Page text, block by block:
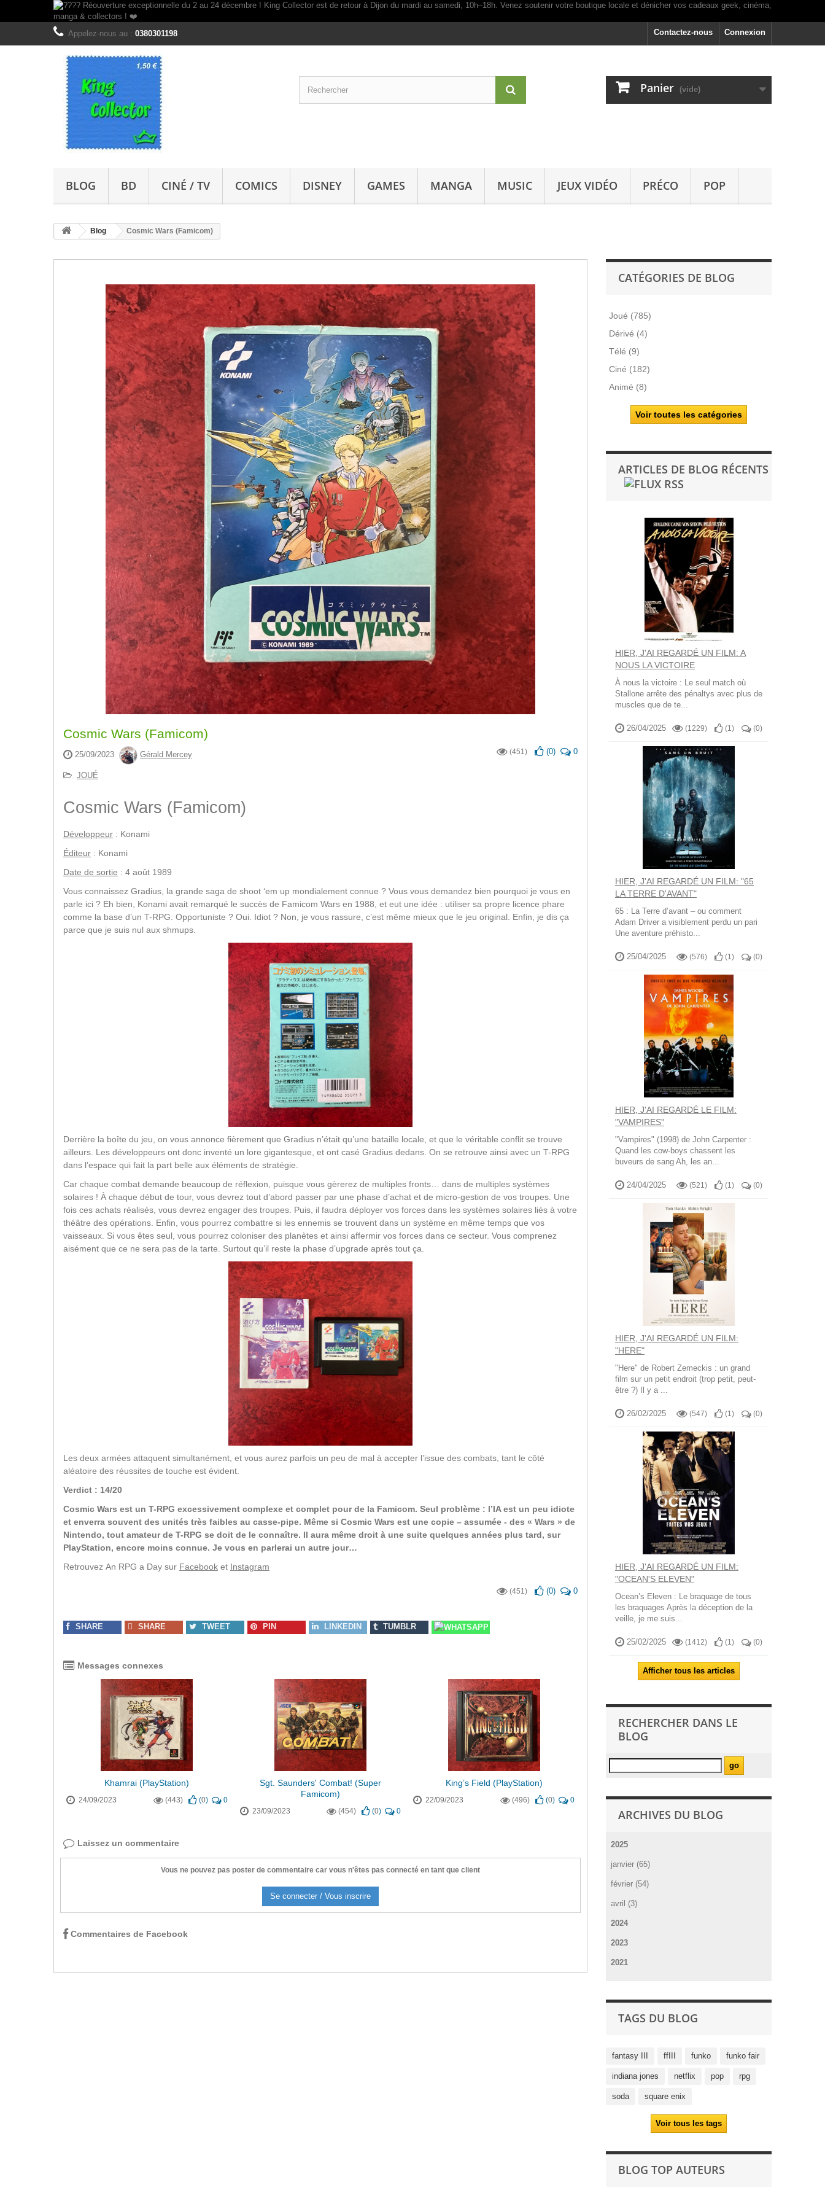
Connexion
Contactez-nous
Appelez-nous au : 0380301198
Panier (vide)
BLOG BD CINÉ / TV COMICS DISNEY GAMES MANGA MUSIC JEUX VIDÉO PRÉCO POP
Blog Cosmic Wars (Famicom)
Cosmic Wars (Famicom)
25/09/2023 Gérald Mercey (451) (0) 0
JOUÉ
Cosmic Wars (Famicom)
Développeur : Konami
Éditeur : Konami
Date de sortie : 4 août 1989
Vous connaissez Gradius, la grande saga de shoot ‘em up mondialement connue ? Vous vous demandez bien pourquoi je vous en
parle ici ? Eh bien, Konami avait remarqué le succès de Famicom Wars en 1988, et eut une idée : utiliser sa propre licence phare
comme la base d’un T-RPG. Opportuniste ? Oui. Idiot ? Non, je vous rassure, c’est même mieux que le jeu original. Enfin, je dis ça
parce que je suis nul aux shmups.
Derrière la boîte du jeu, on vous annonce fièrement que Gradius n’était qu’une bataille locale, et que le véritable conflit se trouve
ailleurs. Les développeurs ont donc inventé un lore gigantesque, et ont casé Gradius dedans. On se retrouve ainsi avec un T-RPG
dans l’espace qui fait la part belle aux éléments de stratégie.
Car chaque combat demande beaucoup de réflexion, puisque vous gèrerez de multiples fronts… dans de multiples systèmes
solaires ! À chaque début de tour, vous devrez tout d’abord passer par une phase d’achat et de micro-gestion de vos troupes. Une
fois ces achats réalisés, vous devrez engager des troupes. Puis, il faudra déployer vos forces dans les systèmes solaires liés à votre
théâtre des opérations. Enfin, vous pourrez combattre si les ennemis se trouvent dans un système en même temps que vos
vaisseaux. Si vous êtes seul, vous pourrez coloniser des planètes et ainsi affermir vos forces dans ce secteur. Vous comprenez
aisément que ce ne sera pas de la tarte. Surtout qu’il reste la phase d’upgrade après tout ça.
Les deux armées attaquent simultanément, et vous aurez parfois un peu de mal à accepter l’issue des combats, tant le côté
aléatoire des réussites de touche est évident.
Verdict : 14/20
Cosmic Wars est un T-RPG excessivement complexe et complet pour de la Famicom. Seul problème : l’IA est un peu idiote
et enverra souvent des unités très faibles au casse-pipe. Même si Cosmic Wars est une copie – assumée - des « Wars » de
Nintendo, tout amateur de T-RPG se doit de le connaître. Il aura même droit à une suite quelques années plus tard, sur
PlayStation, encore moins connue. Je vous en parlerai un autre jour…
Retrouvez An RPG a Day sur Facebook et Instagram
(451) (0) 0
SHARE SHARE TWEET PIN LINKEDIN
TUMBLR
Messages connexes
Khamrai (PlayStation)
24/09/2023 (443) (0) 0
Sgt. Saunders' Combat! (Super
Famicom)
23/09/2023 (454) (0) 0
King’s Field (PlayStation)
22/09/2023 (496) (0) 0
Laissez un commentaire
Vous ne pouvez pas poster de commentaire car vous n'êtes pas connecté en tant que client
Se connecter / Vous inscrire
Commentaires de Facebook
CATÉGORIES DE BLOG
Joué (785)
Dérivé (4)
Télé (9)
Ciné (182)
Animé (8)
Voir toutes les catégories
ARTICLES DE BLOG RÉCENTS
HIER, J'AI REGARDÉ UN FILM: A
NOUS LA VICTOIRE
À nous la victoire : Le seul match où
Stallone arrête des pénaltys avec plus de
muscles que de te...
26/04/2025 (1229) (1) (0)
HIER, J'AI REGARDÉ UN FILM: "65
LA TERRE D'AVANT"
65 : La Terre d’avant – ou comment
Adam Driver a visiblement perdu un pari
Une aventure préhisto...
25/04/2025 (576) (1) (0)
HIER, J'AI REGARDÉ LE FILM:
"VAMPIRES"
"Vampires" (1998) de John Carpenter :
Quand les cow-boys chassent les
buveurs de sang Ah, les an...
24/04/2025 (521) (1) (0)
HIER, J'AI REGARDÉ UN FILM:
"HERE"
"Here" de Robert Zemeckis : un grand
film sur un petit endroit (trop petit, peut-
être ?) Il y a ...
26/02/2025 (547) (1) (0)
HIER, J'AI REGARDÉ UN FILM:
"OCEAN'S ELEVEN"
Ocean’s Eleven : Le braquage de tous
les braquages Après la déception de la
veille, je me suis...
25/02/2025 (1412) (1) (0)
Afficher tous les articles
RECHERCHER DANS LE
BLOG
ARCHIVES DU BLOG
2025
janvier (65)
février (54)
avril (3)
2024
2023
2021
TAGS DU BLOG
fantasy III ffIII funko funko fair
indiana jones netflix pop rpg
soda square enix
Voir tous les tags
BLOG TOP AUTEURS